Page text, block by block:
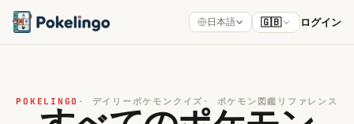
日本語 🇬🇧 ログイン
POKELINGO · デイリーポケモンクイズ · ポケモン図鑑リファレンス